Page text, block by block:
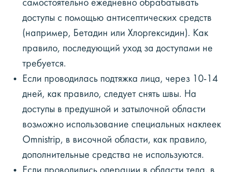
самостоятельно ежедневно обрабатывать
доступы с помощью антисептических средств
(например, Бетадин или Хлоргексидин). Как
правило, последующий уход за доступами не
требуется.
Если проводилась подтяжка лица, через 10-14
дней, как правило, следует снять швы. На
доступы в предушной и затылочной области
возможно использование специальных наклеек
Omnistrip, в височной области, как правило,
дополнительные средства не используются.